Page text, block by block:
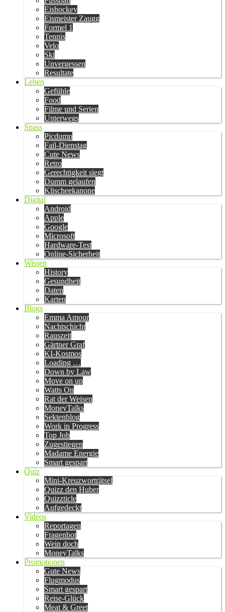
Eishockey
Eismeister Zaugg
Formel 1
Tennis
Velo
Ski
Unvergessen
Resultate
Leben
Gefühle
Food
Filme und Serien
Unterwegs
Spass
Picdump
Fail-Dienstag
Cute News
Retro
Gerechtigkeit siegt
Dumm gelaufen
Klischeekanone
Digital
Android
Apple
Google
Microsoft
Hardware-Test
Online-Sicherheit
Wissen
History
Gesundheit
Daten
Karten
Blogs
Emma Amour
Nachtschicht
Rauszeit
Gärtner Graf
KI-Kosmos
Loading …
Down by Law
Move on up
Watts On
Rat der Weisen
MoneyTalks
Sektenblog
Work in Progress
Top Job
Zugestiegen
Madame Energie
Smart gespart
Quiz
Mini-Kreuzworträtsel
Quizz den Huber
Quizzticle
Aufgedeckt
Videos
Reportagen
Fragenbot
Wein doch
MoneyTalks
Promotionen
Gute News
Flugmodus
Smart gespart
Reise-Glück
Meat & Greet